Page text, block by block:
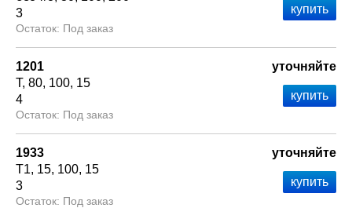
3
Под заказ
1201
Т 80 100 15
4
Под заказ
уточняйте
1933
Т1 15 100 15
3
Под заказ
уточняйте